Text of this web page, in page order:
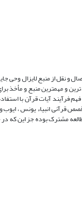
و نقل از منبع لایزال وحی
ترین و مهمترین منبع و مأخذ
فرآیند آیات قرآن با
قرآنی انبیاء یونس ،
مطالعه مشترک بوده جز این